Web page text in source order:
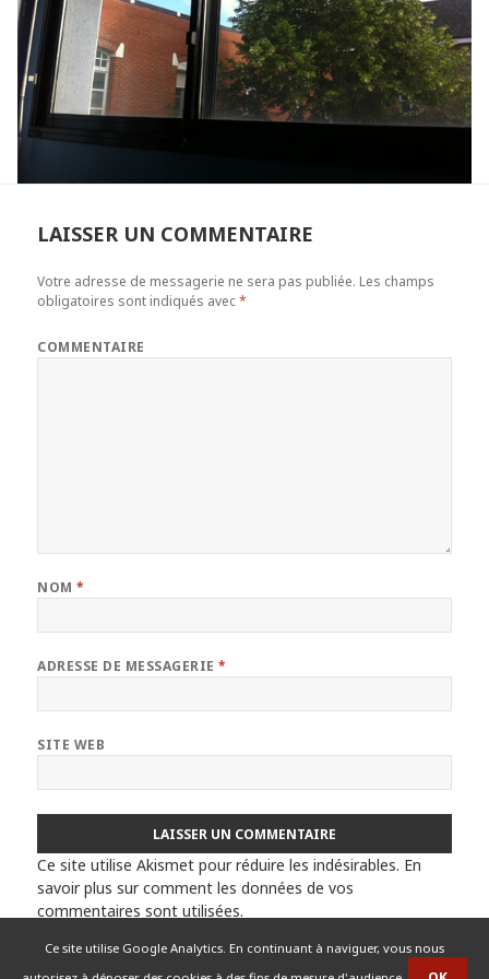
Ce site utilise Google Analytics. En continuant à naviguer, vous nous
LAISSER UN COMMENTAIRE
Votre adresse de messagerie ne sera pas publiée. Les champs
obligatoires sont indiqués avec*
COMMENTAIRE
NOM*
ADRESSE DE MESSAGERIE*
SITE WEB
Ce site utilise Akismet pour réduire les indésirables. En
savoir plus sur comment les données de vos
commentaires sont utilisées.